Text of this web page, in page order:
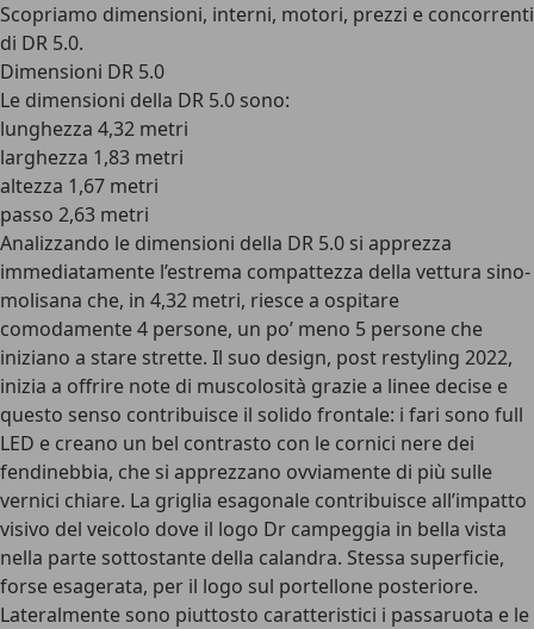
Scopriamo dimensioni, interni, motori, prezzi e concorrenti
di DR 5.0.
Dimensioni DR 5.0
Le dimensioni della DR 5.0 sono:
lunghezza 4,32 metri
larghezza 1,83 metri
altezza 1,67 metri
passo 2,63 metri
Analizzando le dimensioni della DR 5.0 si apprezza
immediatamente l’estrema compattezza della vettura sino-
molisana che, in 4,32 metri, riesce a ospitare
comodamente 4 persone, un po’ meno 5 persone che
iniziano a stare strette. Il suo design, post restyling 2022,
inizia a offrire note di muscolosità grazie a linee decise e
questo senso contribuisce il solido frontale: i fari sono full
LED e creano un bel contrasto con le cornici nere dei
fendinebbia, che si apprezzano ovviamente di più sulle
vernici chiare. La griglia esagonale contribuisce all’impatto
visivo del veicolo dove il logo Dr campeggia in bella vista
nella parte sottostante della calandra. Stessa superficie,
forse esagerata, per il logo sul portellone posteriore.
Lateralmente sono piuttosto caratteristici i passaruota e le